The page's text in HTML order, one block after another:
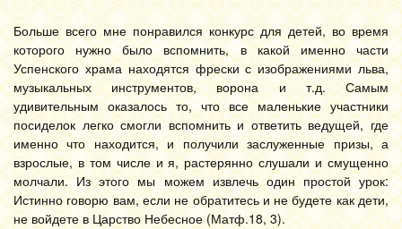
Больше всего мне понравился конкурс для детей, во время
которого нужно было вспомнить, в какой именно части
Успенского храма находятся фрески с изображениями льва,
музыкальных инструментов, ворона и т.д. Самым
удивительным оказалось то, что все маленькие участники
посиделок легко смогли вспомнить и ответить ведущей, где
именно что находится, и получили заслуженные призы, а
взрослые, в том числе и я, растерянно слушали и смущенно
молчали. Из этого мы можем извлечь один простой урок:
Истинно говорю вам, если не обратитесь и не будете как дети,
не войдете в Царство Небесное (Матф.18, 3).